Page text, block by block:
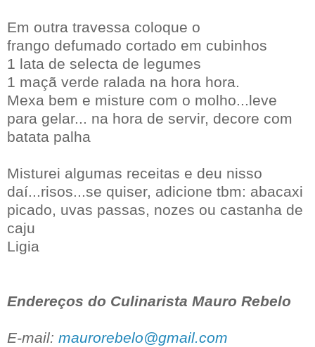
Em outra travessa coloque o
frango defumado cortado em cubinhos
1 lata de selecta de legumes
1 maçã verde ralada na hora hora.
Mexa bem e misture com o molho...leve
para gelar... na hora de servir, decore com
batata palha
Misturei algumas receitas e deu nisso
daí...risos...se quiser, adicione tbm: abacaxi
picado, uvas passas, nozes ou castanha de
caju
Ligia
Endereços do Culinarista Mauro Rebelo
E-mail: maurorebelo@gmail.com